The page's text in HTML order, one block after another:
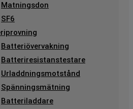
Matningsdon
SF6
Batteriövervakning
Batteriresistanstestare
Urladdningsmotstånd
Spänningsmätning
Batteriladdare